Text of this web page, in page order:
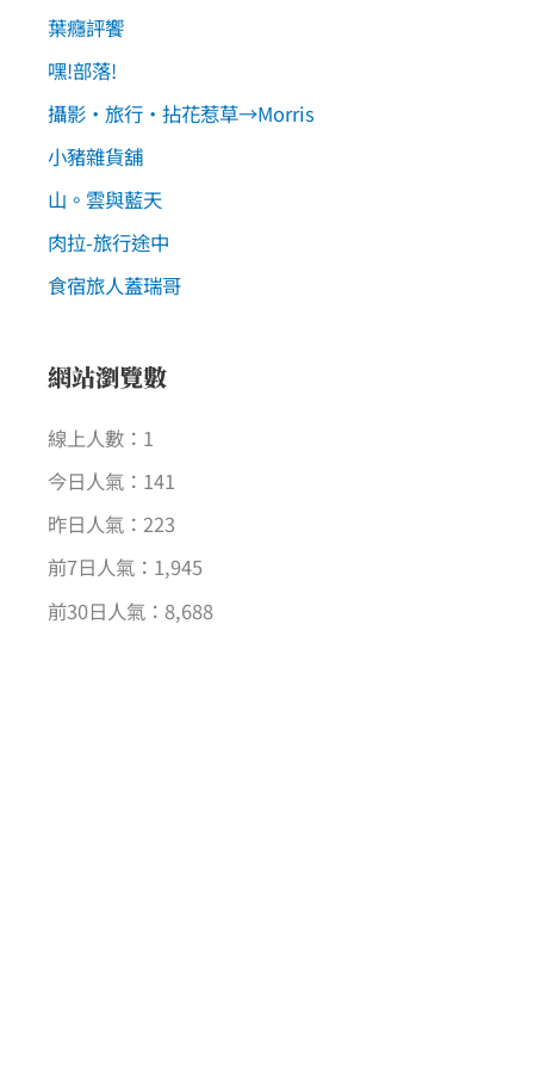
葉癮評饗
嘿!部落!
攝影‧旅行‧拈花惹草→Morris
小豬雜貨舖
山。雲與藍天
肉拉-旅行途中
食宿旅人蓋瑞哥
網站瀏覽數
線上人數：1
今日人氣：141
昨日人氣：223
前7日人氣：1,945
前30日人氣：8,688